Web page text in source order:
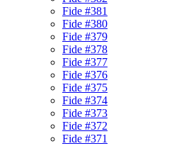
Fide #381
Fide #380
Fide #379
Fide #378
Fide #377
Fide #376
Fide #375
Fide #374
Fide #373
Fide #372
Fide #371